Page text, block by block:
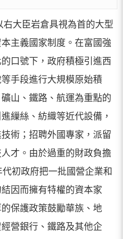
大臣岩倉具視為首的大型
主義國家制度。在富國強
口號下，政府積極引進西
手段進行大規模原始積
山、鐵路、航運為重點的
繅絲、紡織等近代設備，
術；招聘外國專家，派留
才。由於過重的財政負擔
初政府把一批國營企業和
因而擁有特權的資本家
的保護政策鼓勵華族、地
營銀行、鐵路及其他企